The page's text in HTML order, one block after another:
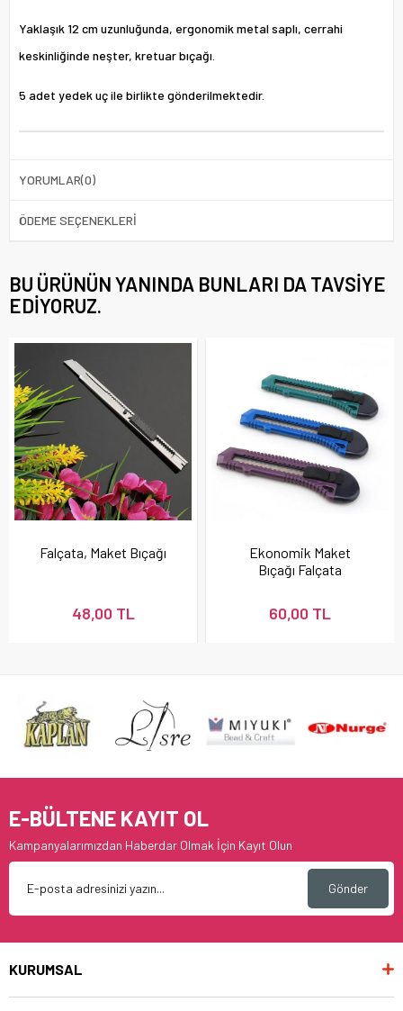
Yaklaşık 12 cm uzunluğunda, ergonomik metal saplı, cerrahi
keskinliğinde neşter, kretuar bıçağı.
5 adet yedek uç ile birlikte gönderilmektedir.
YORUMLAR(0)
ÖDEME SEÇENEKLERI
BU ÜRÜNÜN YANINDA BUNLARI DA TAVSIYE
EDIYORUZ.
Falçata, Maket Bıçağı
48,00 TL
Ekonomik Maket
Bıçağı Falçata
60,00 TL
E-BÜLTENE KAYIT OL
Kampanyalarımızdan Haberdar Olmak İçin Kayıt Olun
Gönder
KURUMSAL